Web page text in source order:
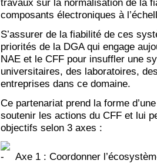
travaux sur la normalisation de la
composants électroniques à
S’assurer de la fiabilité de ces
priorités de la DGA qui engage
NAE et le CFF pour insuffler une
universitaires, des laboratoires,
entreprises dans ce domaine.
Ce partenariat prend la forme
soutenir les actions du CFF et lui
objectifs selon 3 axes :
Axe 1 : Coordonner